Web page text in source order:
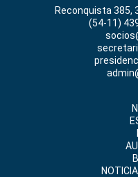
Reconquista 385,
(54-11)